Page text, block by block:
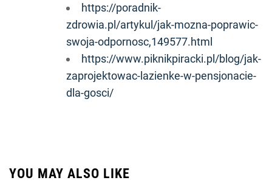
https://poradnik-
zdrowia.pl/artykul/jak-mozna-poprawic-
swoja-odpornosc,149577.html
https://www.piknikpiracki.pl/blog/jak-
zaprojektowac-lazienke-w-pensjonacie-
dla-gosci/
YOU MAY ALSO LIKE